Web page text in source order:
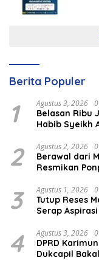
Berita Populer
1 Agustus 3, 2026
Belasan Ribu
Habib Syeikh
2 Agustus 2, 2026
Berawal dari
Resmikan
3 Agustus 1, 2026
Tutup Reses
Serap
4 Agustus 3, 2026
DPRD
Dukcapil